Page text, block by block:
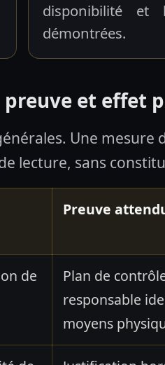
disponibilité et
démontrées.
et effet
Une
lecture, sans
Preuve
de
Plan de
responsable
moyens